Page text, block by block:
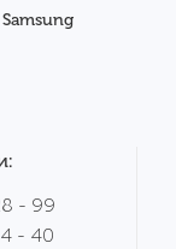
- 99
- 40